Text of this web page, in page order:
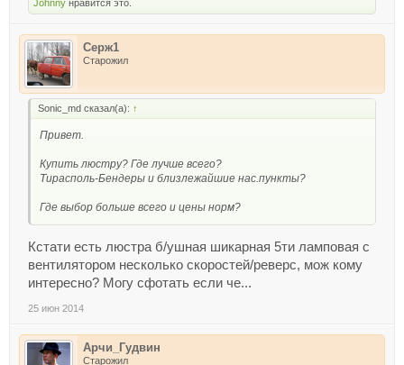
Johnny нравится это.
Серж1
Старожил
Sonic_md сказал(а): ↑
Привет.
Купить люстру? Где лучше всего?
Тирасполь-Бендеры и близлежайшие нас.пункты?
Где выбор больше всего и цены норм?
Кстати есть люстра б/ушная шикарная 5ти ламповая с
вентилятором несколько скоростей/реверс, мож кому
интересно? Могу сфотать если че...
25 июн 2014
Арчи_Гудвин
Старожил